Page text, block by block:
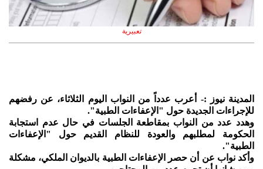
تعبيرية
المدينة نيوز :- أعرب عدداً من النواب اليوم الثلاثاء، عن رفضهم
للإجراءات الجديدة حول "الإعفاءات الطبية".
وهدد عدد من النواب بمقاطعة الجلسات في حال عدم استجابة
الحكومة لمطلبهم والعودة للنظام القديم حول "الإعفاءات
الطبية".
وأكد نواب عن أن حصر الإعفاءات الطبية بالديوان الملكي، مشكلة